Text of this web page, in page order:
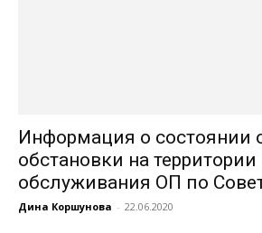
Информация о состоянии
обстановки на территории
обслуживания ОП по
Дина Коршунова - 22.06.2020